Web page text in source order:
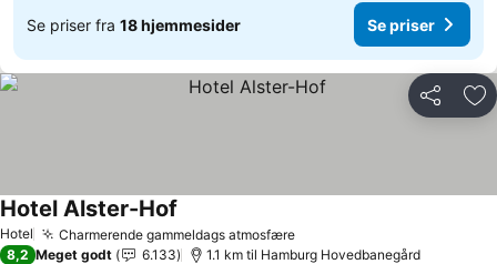
Se priser fra 18 hjemmesider Se priser
Del
Hotel Charmerende gammeldags atmosfæreSe priser
Hotel Alster-Hof
8,2 Meget godt 6.133 1.1 km til Hamburg Hovedbanegård